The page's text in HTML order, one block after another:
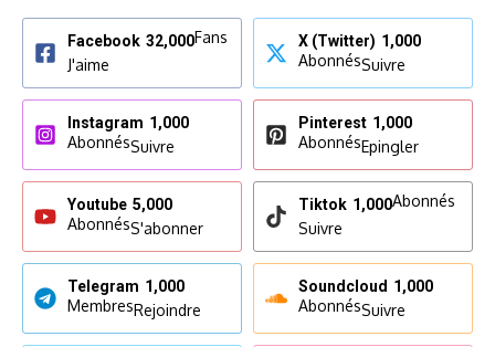
Facebook 32,000Fans
J'aime
X (Twitter) 1,000
AbonnésSuivre
Instagram 1,000
AbonnésSuivre
Pinterest 1,000
AbonnésEpingler
Youtube 5,000
AbonnésS'abonner
Tiktok 1,000Abonnés
Suivre
Telegram 1,000
MembresRejoindre
Soundcloud 1,000
AbonnésSuivre